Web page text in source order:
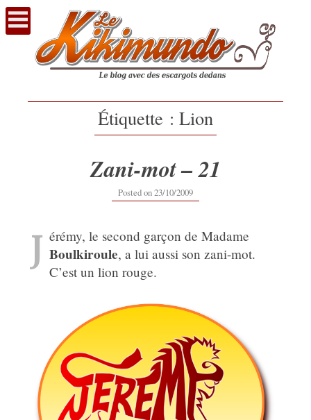
Voir
contenu
Étiquette : Lion
Zani-mot – 21
Posted on23/10/200916/09/2019
J érémy, le second garçon de Madame
Boulkiroule, a lui aussi son zani-mot.
C’est un lion rouge.